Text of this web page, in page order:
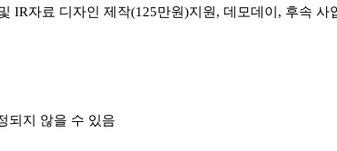
IR자료 디자인 제작(125만원)지원, 데모데이, 후속 사
되지 않을 수 있음